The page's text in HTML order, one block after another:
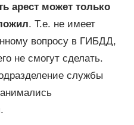
арест может только
. Т.е. не имеет
вопросу в ГИБДД,
не смогут сделать.
службы